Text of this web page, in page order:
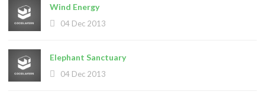
Wind Energy
04 Dec 2013
Elephant Sanctuary
04 Dec 2013